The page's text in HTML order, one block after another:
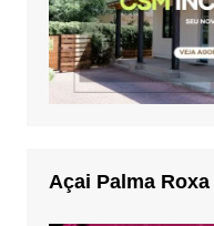
Açai Palma